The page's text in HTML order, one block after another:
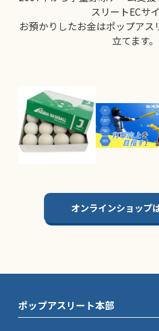
スリートECサ
お預かりしたお金はポップアス
立てます。
オンラインショップ
ポップアスリート本部